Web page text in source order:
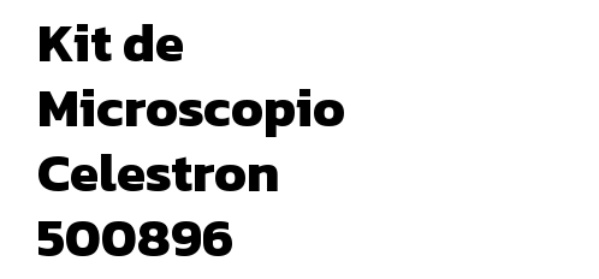
Kit de
Microscopio
Celestron
500896